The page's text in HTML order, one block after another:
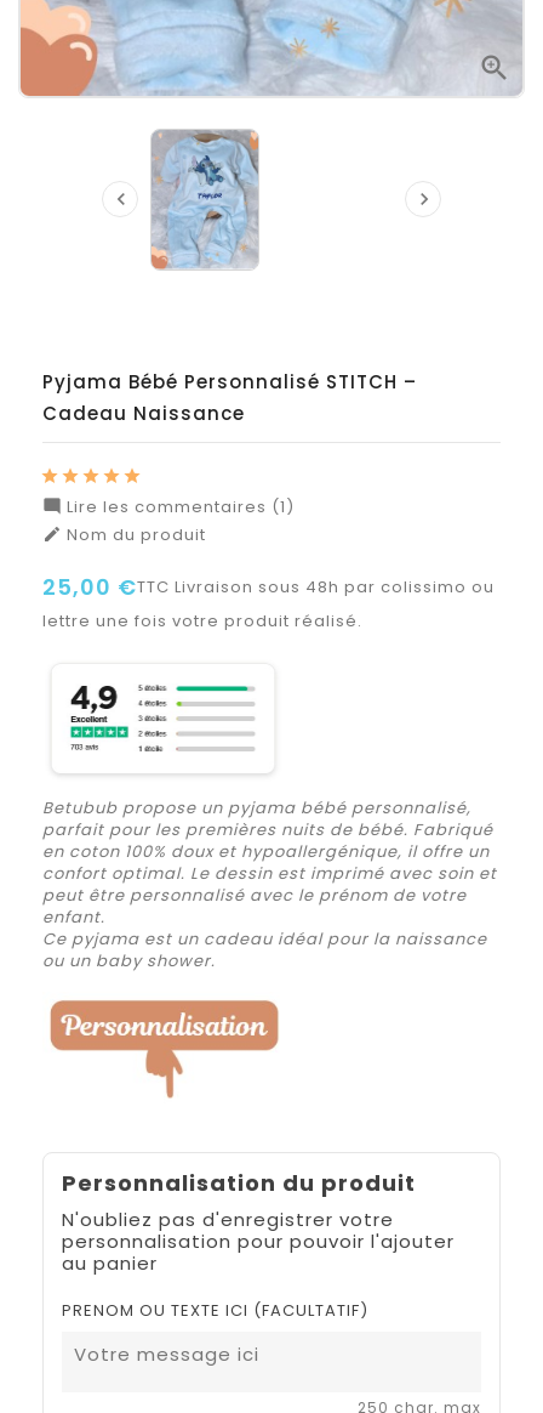

 
Pyjama Bébé Personnalisé STITCH –
Cadeau Naissance
 Lire les commentaires (1)
 Nom du produit
25,00 €TTC Livraison sous 48h par colissimo ou
lettre une fois votre produit réalisé.
Betubub propose un pyjama bébé personnalisé,
parfait pour les premières nuits de bébé. Fabriqué
en coton 100% doux et hypoallergénique, il offre un
confort optimal. Le dessin est imprimé avec soin et
peut être personnalisé avec le prénom de votre
enfant.
Ce pyjama est un cadeau idéal pour la naissance
ou un baby shower.
Personnalisation du produit
N'oubliez pas d'enregistrer votre
personnalisation pour pouvoir l'ajouter
au panier
PRENOM OU TEXTE ICI (FACULTATIF)
250 char. max